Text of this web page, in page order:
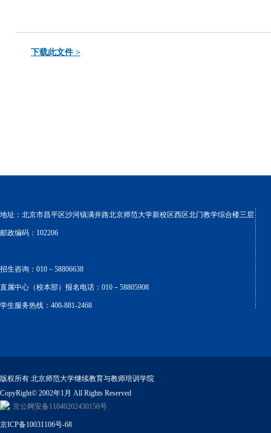
下载此文件 >
地址：北京市昌平区沙河镇满井路北京师范大学新校区西区北门教学综合楼三层
邮政编码：102206
招生咨询：010－58806638
直属中心（校本部）报名电话：010－58805908
学生服务热线：400-881-2468
版权所有 北京师范大学继续教育与教师培训学院
CopyRight© 2002年1月 All Rights Reserved
京公网安备11040202430150号
京ICP备10031106号-68